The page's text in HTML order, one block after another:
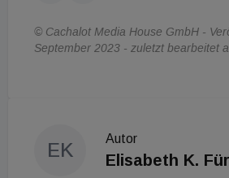
© Cachalot Media House GmbH -
September 2023 - zuletzt bearbeitet
EK
Autor
Elisabeth K.